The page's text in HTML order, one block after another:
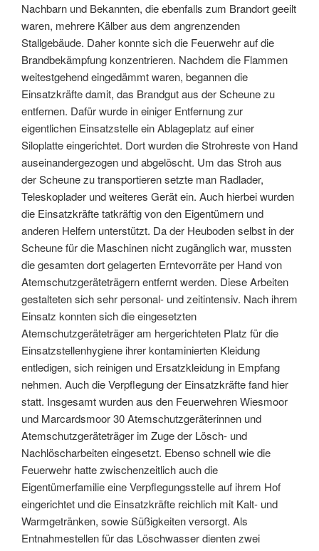
Nachbarn und Bekannten, die ebenfalls zum Brandort geeilt
waren, mehrere Kälber aus dem angrenzenden
Stallgebäude. Daher konnte sich die Feuerwehr auf die
Brandbekämpfung konzentrieren. Nachdem die Flammen
weitestgehend eingedämmt waren, begannen die
Einsatzkräfte damit, das Brandgut aus der Scheune zu
entfernen. Dafür wurde in einiger Entfernung zur
eigentlichen Einsatzstelle ein Ablageplatz auf einer
Siloplatte eingerichtet. Dort wurden die Strohreste von Hand
auseinandergezogen und abgelöscht. Um das Stroh aus
der Scheune zu transportieren setzte man Radlader,
Teleskoplader und weiteres Gerät ein. Auch hierbei wurden
die Einsatzkräfte tatkräftig von den Eigentümern und
anderen Helfern unterstützt. Da der Heuboden selbst in der
Scheune für die Maschinen nicht zugänglich war, mussten
die gesamten dort gelagerten Erntevorräte per Hand von
Atemschutzgeräteträgern entfernt werden. Diese Arbeiten
gestalteten sich sehr personal- und zeitintensiv. Nach ihrem
Einsatz konnten sich die eingesetzten
Atemschutzgeräteträger am hergerichteten Platz für die
Einsatzstellenhygiene ihrer kontaminierten Kleidung
entledigen, sich reinigen und Ersatzkleidung in Empfang
nehmen. Auch die Verpflegung der Einsatzkräfte fand hier
statt. Insgesamt wurden aus den Feuerwehren Wiesmoor
und Marcardsmoor 30 Atemschutzgeräterinnen und
Atemschutzgeräteträger im Zuge der Lösch- und
Nachlöscharbeiten eingesetzt. Ebenso schnell wie die
Feuerwehr hatte zwischenzeitlich auch die
Eigentümerfamilie eine Verpflegungsstelle auf ihrem Hof
eingerichtet und die Einsatzkräfte reichlich mit Kalt- und
Warmgetränken, sowie Süßigkeiten versorgt. Als
Entnahmestellen für das Löschwasser dienten zwei